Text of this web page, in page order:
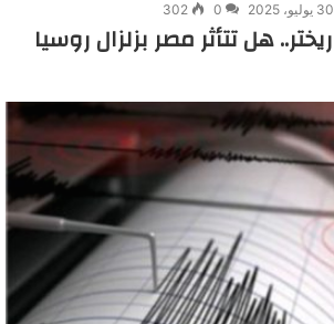
30 يوليو، 2025 0
302
بلغت قوته 8.8 ريختر.. هل تتأثر مصر بزلزال روسيا